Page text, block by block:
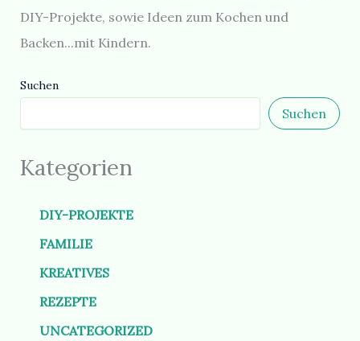
DIY-Projekte, sowie Ideen zum Kochen und
Backen...mit Kindern.
Suchen
Suchen
Kategorien
DIY-PROJEKTE
FAMILIE
KREATIVES
REZEPTE
UNCATEGORIZED